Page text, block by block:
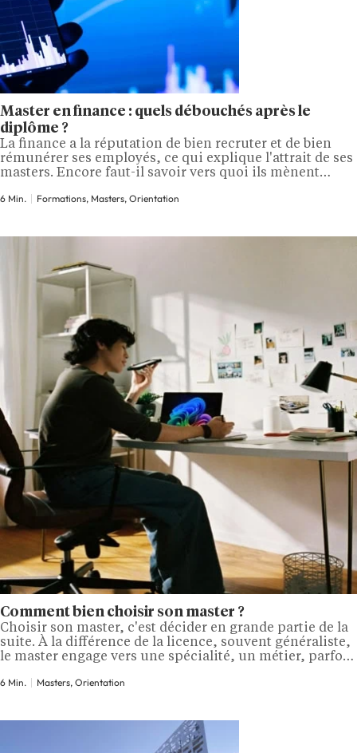
Master en finance : quels débouchés après le
diplôme ?
La finance a la réputation de bien recruter et de bien
rémunérer ses employés, ce qui explique l'attrait de ses
masters. Encore faut-il savoir vers quoi ils mènent
seule porte, mais plusieurs univers très différents. De la
6 Min. Formations, Masters, Orientation
Comment bien choisir son master ?
Choisir son master, c'est décider en grande partie de la
suite. À la différence de la licence, souvent généraliste,
le master engage vers une spécialité, un métier, parfois
entre l'université, les écoles et la multitude de mentions
6 Min. Masters, Orientation